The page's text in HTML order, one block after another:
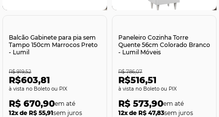
Balcão Gabinete para pia sem
Tampo 150cm Marrocos Preto
- Lumil
R$603,81
no Boleto ou PIX
R$ 919,52
R$ 670,90
12x de R$ 55,91sem juros
Paneleiro Cozinha Torre
Quente 56cm Colorado Branco
- Lumil Móveis
R$516,51
no Boleto ou PIX
R$ 786,07
R$ 573,90
12x de R$ 47,83sem juros